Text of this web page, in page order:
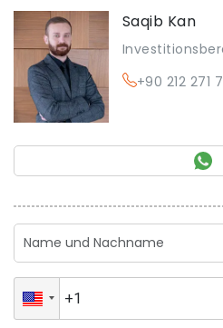
Saqib Kan
+90 212 271